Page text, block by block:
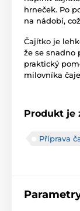
hrneček. Po
na nádobí,
Čajítko je
že se snadno
praktický
milovníka
Produkt je
Příprava